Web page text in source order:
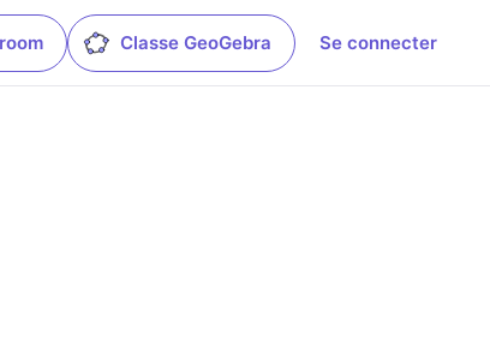
Classe GeoGebra Se connecter